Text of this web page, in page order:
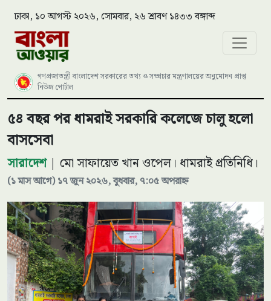
ঢাকা, ১০ আগস্ট ২০২৬, সোমবার, ২৬ শ্রাবণ ১৪৩৩ বঙ্গাব্দ
গণপ্রজাতন্ত্রী বাংলাদেশ সরকারের তথ্য ও সম্প্রচার মন্ত্রণালয়ের অনুমোদন প্রাপ্ত
নিউজ পোর্টাল
৫৪ বছর পর ধামরাই সরকারি কলেজে চালু হলো
বাসসেবা
সারাদেশ| মো সাফায়েত খান ওপেল। ধামরাই প্রতিনিধি।
(১ মাস আগে) ১৭ জুন ২০২৬, বুধবার, ৭:০৫ অপরাহ্ন